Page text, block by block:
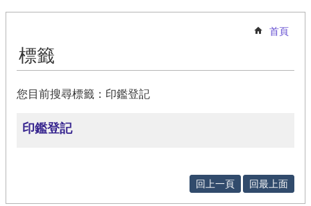
首頁
標籤
您目前搜尋標籤：印鑑登記
印鑑登記
回上一頁 回最上面